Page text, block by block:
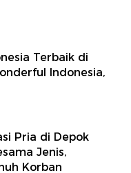
Terbaik di
Indonesia,
Pria di Depok
Jenis,
Korban